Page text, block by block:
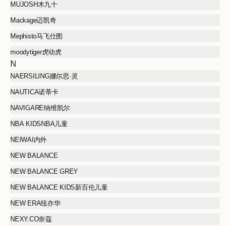
MUJOSH木九十
Mackage迈凯奇
Mephisto马飞仕图
moodytiger虎动虎
N
NAERSILING娜尔思·灵
NAUTICA诺蒂卡
NAVIGARE纳维凯尔
NBA KIDSNBA儿童
NEIWAI内外
NEW BALANCE
NEW BALANCE GREY
NEW BALANCE KIDS新百伦儿童
NEW ERA纽亦华
NEXY.CO奈蔻